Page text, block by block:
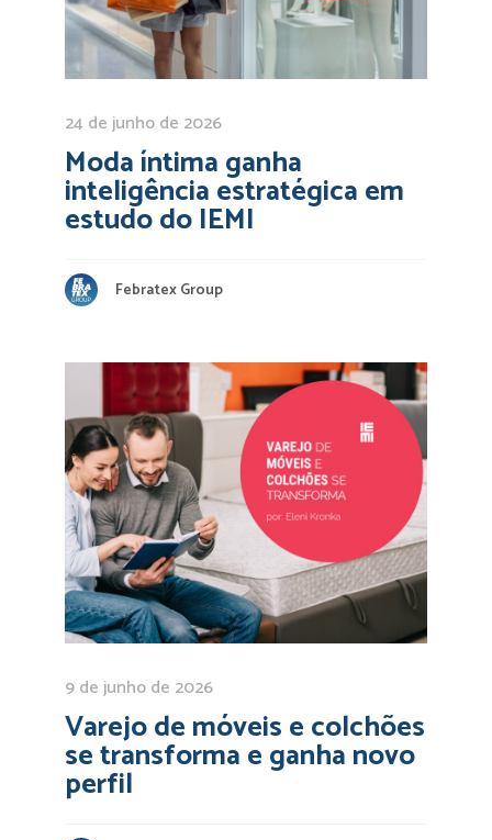
24 de junho de 2026
Moda íntima ganha
inteligência estratégica em
estudo do IEMI
Febratex Group
9 de junho de 2026
Varejo de móveis e colchões
se transforma e ganha novo
perfil